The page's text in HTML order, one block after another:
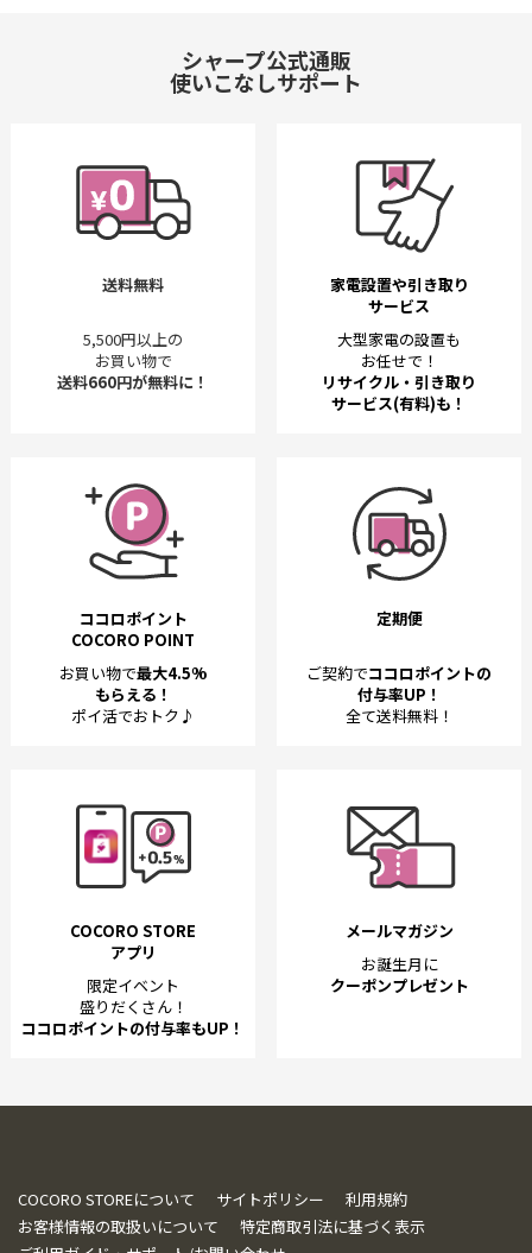
シャープ公式通販
使いこなしサポート
送料無料
5,500円以上の
お買い物で
送料660円が無料に！
家電設置や引き取り
サービス
大型家電の設置も
お任せで！
リサイクル・引き取り
サービス(有料)も！
ココロポイント
COCORO POINT
お買い物で最大4.5%
もらえる！
ポイ活でおトク♪
定期便
ご契約でココロポイントの
付与率UP！
全て送料無料！
COCORO STORE
アプリ
限定イベント
盛りだくさん！
ココロポイントの付与率もUP！
メールマガジン
お誕生月に
クーポンプレゼント
COCORO STOREについて サイトポリシー
利用規約
お客様情報の取扱いについて
特定商取引法に基づく表示